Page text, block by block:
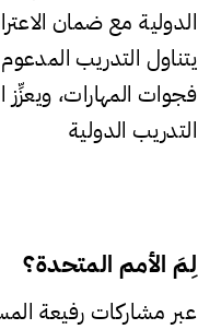
الدولية مع ضمان
يتناول التدريب
فجوات المهارات،
التدريب الدولية
لِمَ الأمم المتحدة؟
عبر مشاركات رفيعة